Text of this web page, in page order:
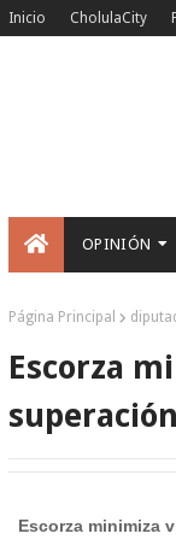
Inicio CholulaCity
OPINIÓN
Página Principal
Escorza
Escorza minimiza